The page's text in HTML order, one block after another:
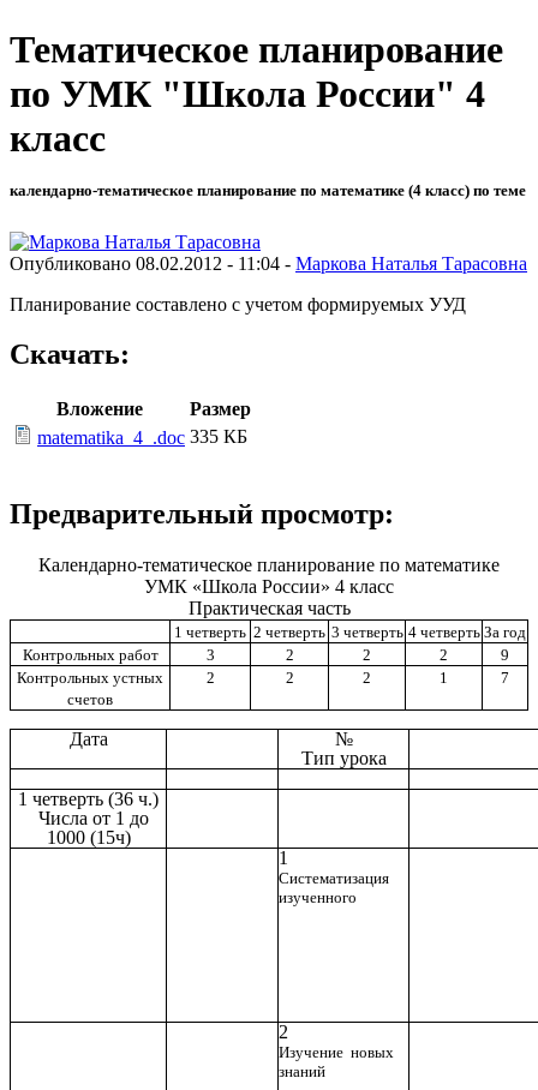
Тематическое планирование
по УМК "Школа России" 4
класс
календарно-тематическое планирование по математике (4 класс) по теме
Опубликовано 08.02.2012 - 11:04 - Маркова Наталья Тарасовна
Планирование составлено с учетом формируемых УУД
Скачать:
Вложение
Размер
matematika_4_.doc 335 КБ
Предварительный просмотр:
Календарно-тематическое планирование по математике
УМК «Школа России» 4 класс
Практическая часть
1 четверть 2 четверть 3 четверть 4 четверть За год
Контрольных работ
3 2 2 2
9
Контрольных устных
счетов
2 2 2 1 7
Дата
№
Тип урока
1 четверть (36 ч.)
Числа от 1 до
1000 (15ч)
1
Систематизация
изученного
2
Изучение новых
знаний